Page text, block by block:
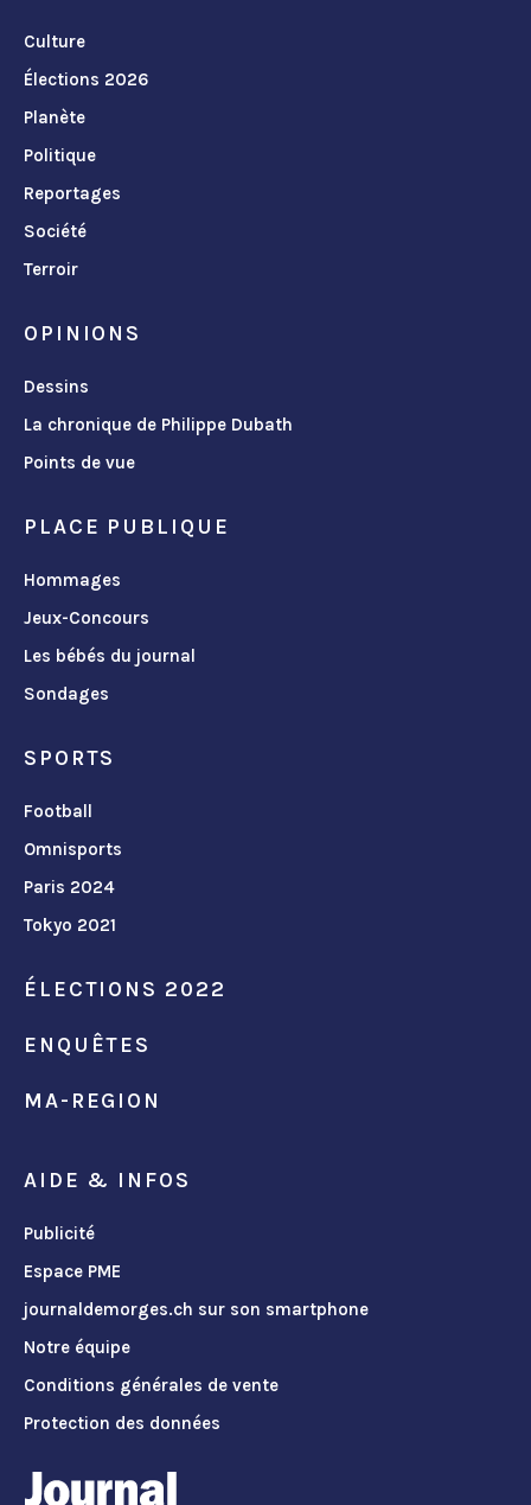
Culture
Élections 2026
Planète
Politique
Reportages
Société
Terroir
OPINIONS
Dessins
La chronique de Philippe Dubath
Points de vue
PLACE PUBLIQUE
Hommages
Jeux-Concours
Les bébés du journal
Sondages
SPORTS
Football
Omnisports
Paris 2024
Tokyo 2021
ÉLECTIONS 2022
ENQUÊTES
MA-REGION
AIDE & INFOS
Publicité
Espace PME
journaldemorges.ch sur son smartphone
Notre équipe
Conditions générales de vente
Protection des données